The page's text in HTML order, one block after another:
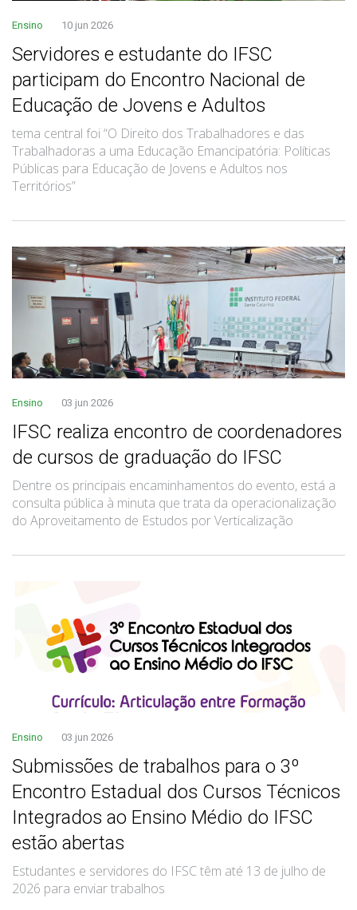
Ensino 10 jun 2026
Servidores e estudante do IFSC
participam do Encontro Nacional de
Educação de Jovens e Adultos
tema central foi “O Direito dos Trabalhadores e das
Trabalhadoras a uma Educação Emancipatória: Políticas
Públicas para Educação de Jovens e Adultos nos
Territórios”
Ensino 03 jun 2026
IFSC realiza encontro de coordenadores
de cursos de graduação do IFSC
Dentre os principais encaminhamentos do evento, está a
consulta pública à minuta que trata da operacionalização
do Aproveitamento de Estudos por Verticalização
Ensino 03 jun 2026
Submissões de trabalhos para o 3º
Encontro Estadual dos Cursos Técnicos
Integrados ao Ensino Médio do IFSC
estão abertas
Estudantes e servidores do IFSC têm até 13 de julho de
2026 para enviar trabalhos